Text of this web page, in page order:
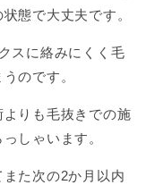
態で大丈夫です。
スに絡みにくく毛
のです。
りも毛抜きでの施
しゃいます。
た次の2か月以内